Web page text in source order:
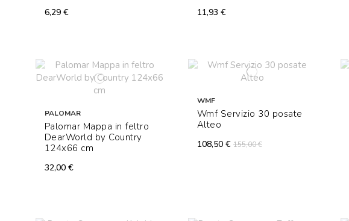
6,29 € 11,93 €
PALOMAR
Palomar Mappa in feltro
DearWorld by Country
124x66 cm
32,00 €
WMF
Wmf Servizio 30 posate
Alteo
108,50 € 155,00 €